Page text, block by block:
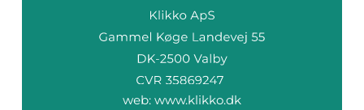
web: www.klikko.dk